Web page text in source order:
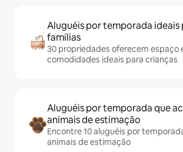
Aluguéis por temporada ideais
famílias
30 propriedades oferecem espaço
comodidades ideais para crianças
Aluguéis por temporada que
animais de estimação
Encontre 10 aluguéis por
animais de estimação